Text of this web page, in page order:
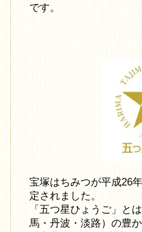
です。
宝塚はちみつが平成26
定されました。
「五つ星ひょうご」と
馬・丹波・淡路）の豊